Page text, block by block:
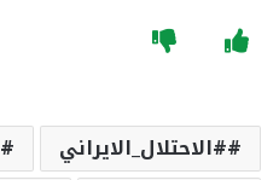
#الاحتلال_الايراني